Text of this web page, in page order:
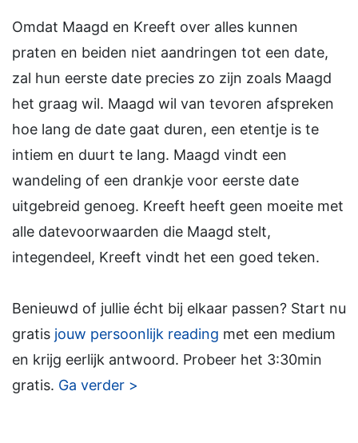
Omdat Maagd en Kreeft over alles kunnen
praten en beiden niet aandringen tot een date,
zal hun eerste date precies zo zijn zoals Maagd
het graag wil. Maagd wil van tevoren afspreken
hoe lang de date gaat duren, een etentje is te
intiem en duurt te lang. Maagd vindt een
wandeling of een drankje voor eerste date
uitgebreid genoeg. Kreeft heeft geen moeite met
alle datevoorwaarden die Maagd stelt,
integendeel, Kreeft vindt het een goed teken.
Benieuwd of jullie écht bij elkaar passen? Start nu
gratis jouw persoonlijk reading met een medium
en krijg eerlijk antwoord. Probeer het 3:30min
gratis. Ga verder >